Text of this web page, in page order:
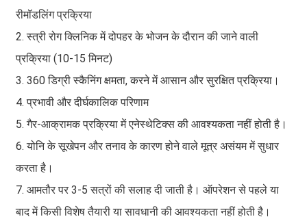
रीमॉडलिंग प्रक्रिया
2. स्त्री रोग क्लिनिक में दोपहर के भोजन के दौरान की जाने वाली
प्रक्रिया (10-15 मिनट)
3. 360 डिग्री स्कैनिंग क्षमता, करने में आसान और सुरक्षित प्रक्रिया।
4. प्रभावी और दीर्घकालिक परिणाम
5. गैर-आक्रामक प्रक्रिया में एनेस्थेटिक्स की आवश्यकता नहीं होती है।
6. योनि के सूखेपन और तनाव के कारण होने वाले मूत्र असंयम में सुधार
करता है।
7. आमतौर पर 3-5 सत्रों की सलाह दी जाती है। ऑपरेशन से पहले या
बाद में किसी विशेष तैयारी या सावधानी की आवश्यकता नहीं होती है।